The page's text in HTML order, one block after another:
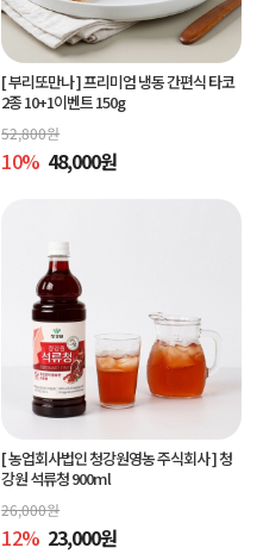
[ 부리또만나 ]프리미엄 냉동 간편식 타코
2종 10+1이벤트 150g
52,800원
10% 48,000원
[ 농업회사법인 청강원영농 주식회사 ]청
강원 석류청 900ml
26,000원
12% 23,000원